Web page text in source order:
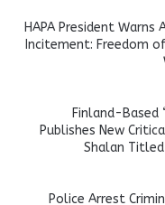
HAPA President Warns
Incitement: Freedom
Finland-Based
Publishes New
Shalan
Police Arrest